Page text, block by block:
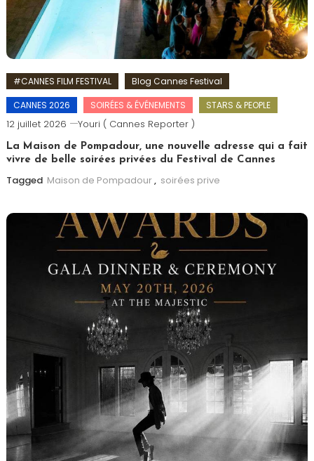
#CANNES FILM FESTIVAL
Blog Cannes Festival
CANNES 2026
SOIRÉES & ÉVÉNEMENTS STARS & PEOPLE
12 juillet 2026 Youri ( Cannes Reporter )
La Maison de Pompadour, une nouvelle adresse qui a fait
vivre de belle soirées privées du Festival de Cannes
Tagged Maison de Pompadour, soirées prive